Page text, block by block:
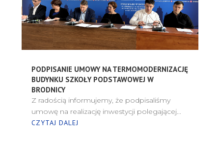
PODPISANIE UMOWY NA TERMOMODERNIZACJĘ
BUDYNKU SZKOŁY PODSTAWOWEJ W
BRODNICY
Z radością informujemy, że podpisaliśmy
umowę na realizację inwestycji polegającej...
CZYTAJ DALEJ